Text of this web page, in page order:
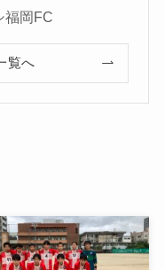
福岡FC
覧へ